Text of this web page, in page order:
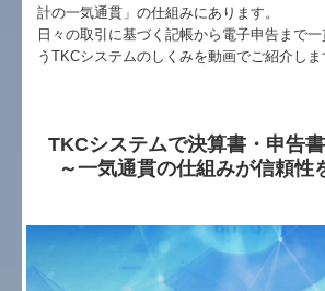
スタッフ紹介
金融機関の皆様へ
セミナー案内
計の一気通貫」の仕組みにあります。
日々の取引に基づく記帳から電子申告まで
うTKCシステムのしくみを動画でご紹介しま
TKCシステムで決算書・申告
～一気通貫の仕組みが信頼性